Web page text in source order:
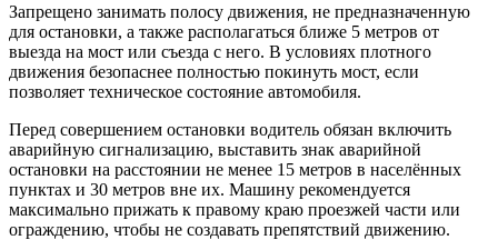
Запрещено занимать полосу движения, не предназначенную
для остановки, а также располагаться ближе 5 метров от
выезда на мост или съезда с него. В условиях плотного
движения безопаснее полностью покинуть мост, если
позволяет техническое состояние автомобиля.
Перед совершением остановки водитель обязан включить
аварийную сигнализацию, выставить знак аварийной
остановки на расстоянии не менее 15 метров в населённых
пунктах и 30 метров вне их. Машину рекомендуется
максимально прижать к правому краю проезжей части или
ограждению, чтобы не создавать препятствий движению.